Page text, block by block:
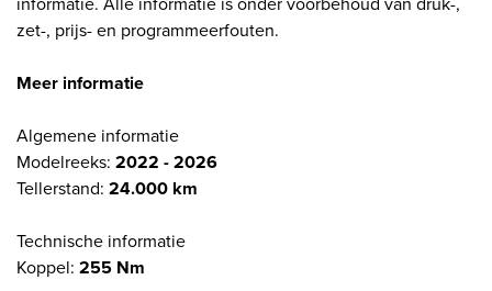
zet-, prijs- en programmeerfouten.
Meer informatie
Algemene informatie
Modelreeks: 2022 - 2026
Tellerstand: 24.000 km
Technische informatie
Koppel: 255 Nm